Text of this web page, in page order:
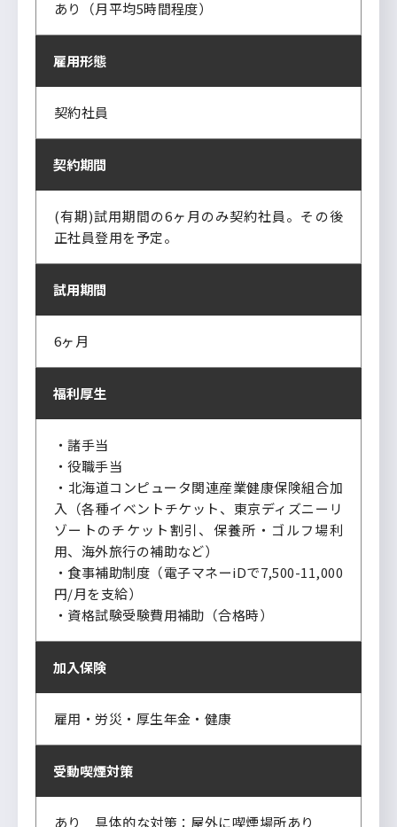
あり（月平均5時間程度）
雇用形態
契約社員
契約期間
(有期)試用期間の6ヶ月のみ契約社員。その後
正社員登用を予定。
試用期間
6ヶ月
福利厚生
・諸手当
・役職手当
・北海道コンピュータ関連産業健康保険組合加
入（各種イベントチケット、東京ディズニーリ
ゾートのチケット割引、保養所・ゴルフ場利
用、海外旅行の補助など）
・食事補助制度（電子マネーiDで7,500-11,000
円/月を支給）
・資格試験受験費用補助（合格時）
加入保険
雇用・労災・厚生年金・健康
受動喫煙対策
あり 具体的な対策：屋外に喫煙場所あり